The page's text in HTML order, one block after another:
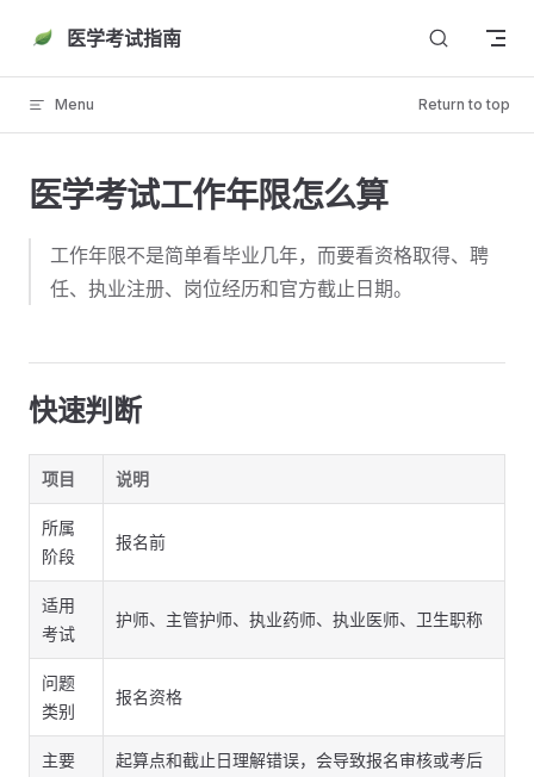
Skip to content
医学考试指南
Menu Return to top
医学考试工作年限怎么算
工作年限不是简单看毕业几年，而要看资格取得、聘
任、执业注册、岗位经历和官方截止日期。
快速判断
项目 说明
所属
阶段
报名前
适用
考试
护师、主管护师、执业药师、执业医师、卫生职称
问题
类别
报名资格
主要
起算点和截止日理解错误，会导致报名审核或考后